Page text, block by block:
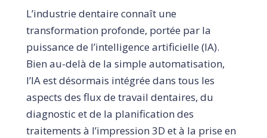
L’industrie dentaire connaît une
transformation profonde, portée par la
puissance de l’intelligence artificielle (IA).
Bien au-delà de la simple automatisation,
l’IA est désormais intégrée dans tous les
aspects des flux de travail dentaires, du
diagnostic et de la planification des
traitements à l’impression 3D et à la prise en